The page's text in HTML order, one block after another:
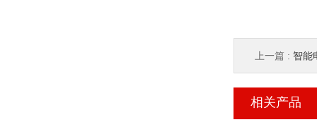
上一篇 : 智能
相关产品